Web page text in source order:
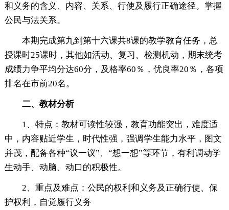
和义务的含义、内容、关系、行使及履行正确途径。掌握
公民与法关系。
本期完成第九到第十六课共8课的教学教育任务，总
授课时25课时，其他如活动、复习、检测机动，期末统考
成绩力争平均分达60分，及格率60％，优良率20％，各项
排名在市前20名。
二、 教材分析
1、特点：教材可读性较强，教育功能突出，难度适
中，内容贴近学生，时代性强，强调学生能力水平，图文
并茂，配备各种“议一议”、“想一想”等环节，有利调动学
生动手、动脑、动口的积极性。
2、重点及难点：公民的权利和义务及正确行使、保
护权利，自觉履行义务